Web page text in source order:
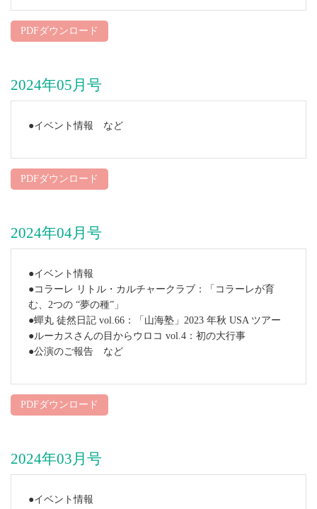
PDFダウンロード
2024年05月号
●イベント情報 など
PDFダウンロード
2024年04月号
●イベント情報
●コラーレ リトル・カルチャークラブ：「コラーレが育
む、2つの “夢の種”」
●蟬丸 徒然日記 vol.66：「山海塾」2023 年秋 USA ツアー
●ルーカスさんの目からウロコ vol.4：初の大行事
●公演のご報告 など
PDFダウンロード
2024年03月号
●イベント情報